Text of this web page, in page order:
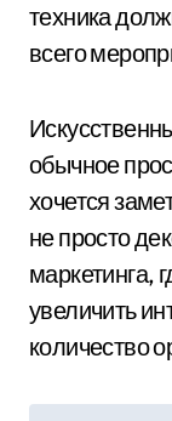
техника
всего
обычное
хочется
не просто
маркетинга,
увеличить
количество